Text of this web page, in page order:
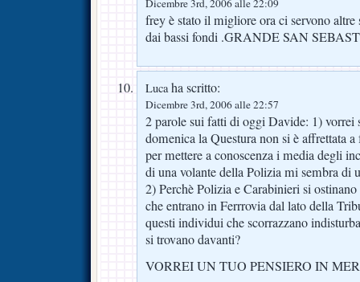
frey è stato il migliore ora ci servono
dai bassi fondi .GRANDE SAN
Lucaha scritto:
Dicembre 3rd, 2006 alle 22:57
2 parole sui fatti di oggi Davide: 1) vorrei
domenica la Questura non si è affrettata
per mettere a conoscenza i media degli
di una volante della Polizia mi sembra
2) Perchè Polizia e Carabinieri si
che entrano in Ferrrovia dal lato della
questi individui che scorrazzano
si trovano davanti?
VORREI UN TUO PENSIERO IN